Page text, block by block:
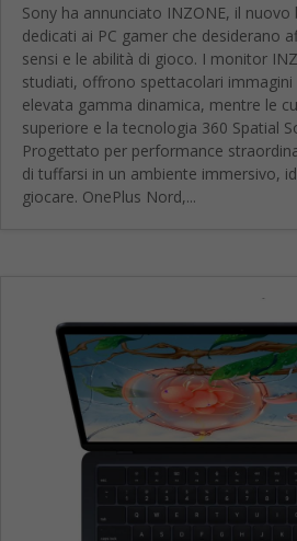
Sony ha annunciato INZONE, il nuovo
dedicati ai PC gamer che desiderano
sensi e le abilità di gioco. I monitor
studiati, offrono spettacolari immagini
elevata gamma dinamica, mentre le
superiore e la tecnologia 360 Spatial
Progettato per performance
di tuffarsi in un ambiente immersivo,
giocare. OnePlus Nord,...